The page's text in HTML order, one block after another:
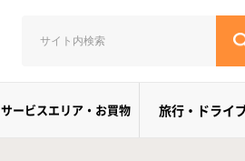
サービスエリア・お買物 旅行・ドライ